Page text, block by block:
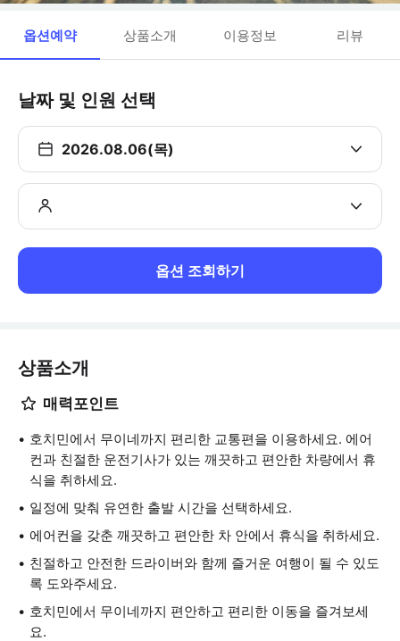
옵션예약 상품소개 이용정보 리뷰
날짜 및 인원 선택
2026.08.06(목)
옵션 조회하기
상품소개
매력포인트
호치민에서 무이네까지 편리한 교통편을 이용하세요. 에어
컨과 친절한 운전기사가 있는 깨끗하고 편안한 차량에서 휴
식을 취하세요.
일정에 맞춰 유연한 출발 시간을 선택하세요.
에어컨을 갖춘 깨끗하고 편안한 차 안에서 휴식을 취하세요.
친절하고 안전한 드라이버와 함께 즐거운 여행이 될 수 있도
록 도와주세요.
호치민에서 무이네까지 편안하고 편리한 이동을 즐겨보세
요.